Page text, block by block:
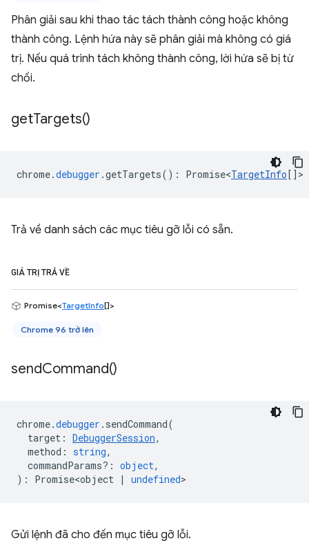
Phân giải sau khi thao tác tách thành công hoặc không
thành công. Lệnh hứa này sẽ phân giải mà không có giá
trị. Nếu quá trình tách không thành công, lời hứa sẽ bị từ
chối.
getTargets()
chrome.debugger .getTargets() : Promise<TargetInfo[] >
Trả về danh sách các mục tiêu gỡ lỗi có sẵn.
GIÁ TRỊ TRẢ VỀ
Promise<TargetInfo[]>
Chrome 96 trở lên
sendCommand()
chrome.debugger . sendCommand(
target : DebuggerSession,
method : string,
commandParams? : object,
) : Promise<object | undefined>
Gửi lệnh đã cho đến mục tiêu gỡ lỗi.